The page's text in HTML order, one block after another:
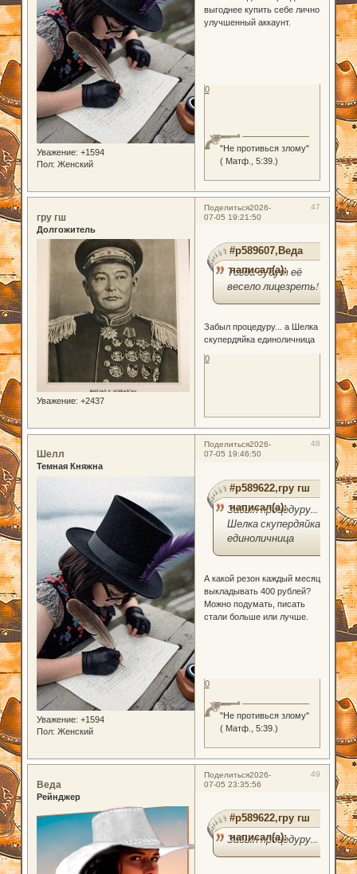
Уважение: +1594
Пол: Женский
выгоднее купить себе лично
улучшенный аккаунт.
"Не противься злому"
( Матф., 5:39.)
0
Поделиться 47
2026-
07-05 19:21:50
гру гш
Долгожитель
Уважение: +2437
#p589607,Веда
написал(а):
Тогда будут её
весело лицезреть!
Забыл процедуру... а Шелка
скупердяйка единоличница
0
Поделиться 48
2026-
07-05 19:46:50
Шелл
Темная Княжна
Уважение: +1594
Пол: Женский
#p589622,гру гш
написал(а):
Забыл процедуру... а
Шелка скупердяйка
единоличница
А какой резон каждый месяц
выкладывать 400 рублей?
Можно подумать, писать
стали больше или лучше.
"Не противься злому"
( Матф., 5:39.)
0
Поделиться 49
2026-
07-05 23:35:56
Веда
Рейнджер
#p589622,гру гш
написал(а):
Забыл процедуру...